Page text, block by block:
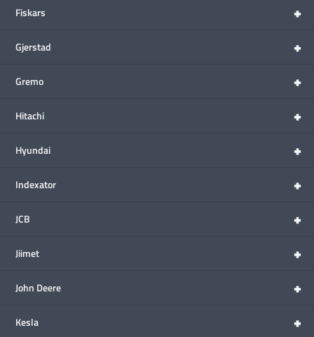
+
Fiskars
+
Gjerstad
+
Gremo
+
Hitachi
+
Hyundai
+
Indexator
+
JCB
+
Jiimet
+
John Deere
+
Kesla